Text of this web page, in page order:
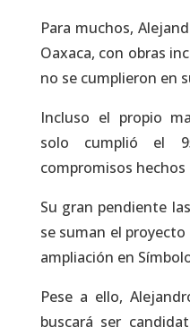
Para muchos,
Oaxaca, con obras
no se cumplieron en
Incluso el propio
solo cumplió el
compromisos hechos
Su gran pendiente
se suman el
ampliación en
Pese a ello,
buscará ser